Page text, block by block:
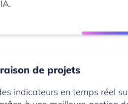
de projets
indicateurs en temps réel